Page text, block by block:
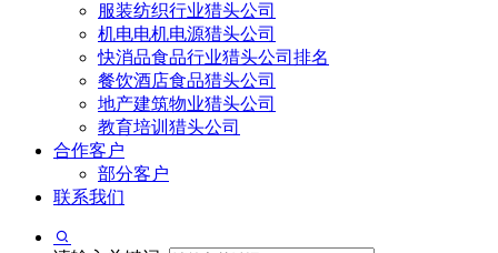
服装纺织行业猎头公司
机电电机电源猎头公司
快消品食品行业猎头公司排名
餐饮酒店食品猎头公司
地产建筑物业猎头公司
教育培训猎头公司
合作客户
部分客户
联系我们